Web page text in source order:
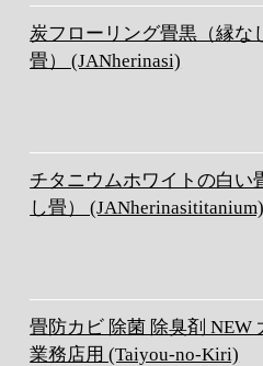
炭フローリング畳黒（縁な
畳） (JANherinasi)
チタニウムホワイトの白い
し畳） (JANherinasititanium)
畳防カビ 除菌 除臭剤 NEW
業務店用 (Taiyou-no-Kiri)